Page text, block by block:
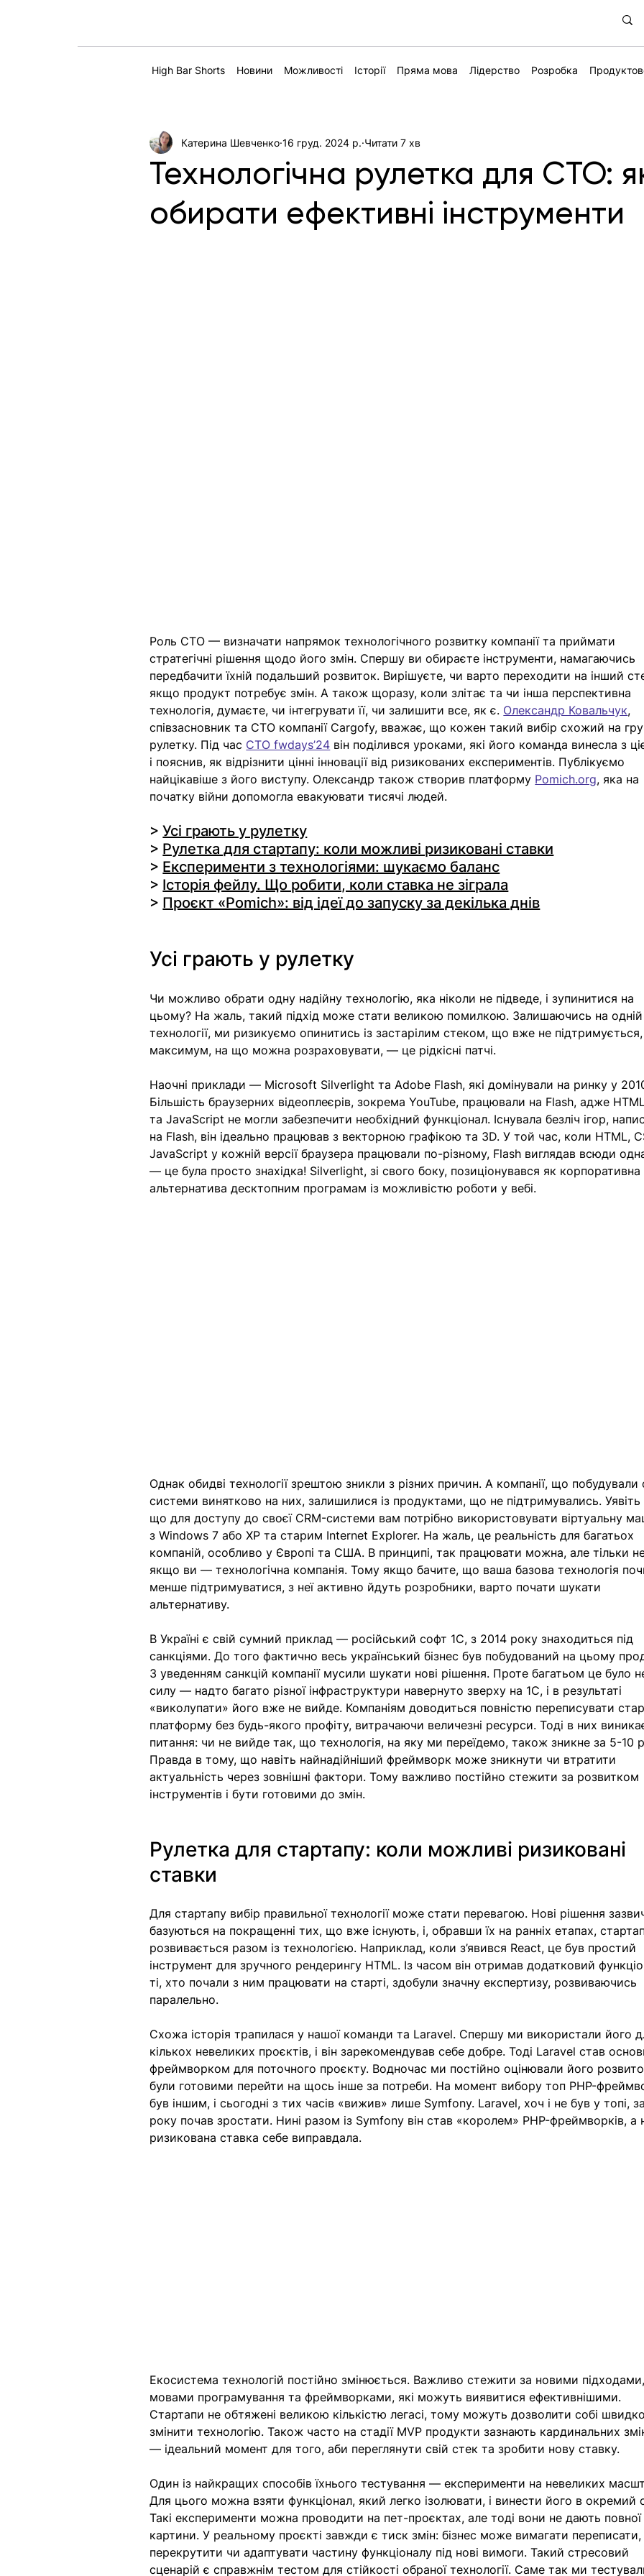
High Bar Shorts Новини Можливості Історії Пряма мова Лідерство Розробка
Технологічна рулетка для СТО:
обирати ефективні інструменти
Катерина Шевченко 16 груд. 2024 р. Читати 7 хв
Роль СТО — визначати напрямок технологічного розвитку компанії та приймати
стратегічні рішення щодо його змін. Спершу ви обираєте інструменти, намагаючись
передбачити їхній подальший розвиток. Вирішуєте, чи варто переходити на інший
якщо продукт потребує змін. А також щоразу, коли злітає та чи інша перспективна
технологія, думаєте, чи інтегрувати її, чи залишити все, як є. Олександр Ковальчук,
співзасновник та СTO компанії Cargofy, вважає, що кожен такий вибір схожий на
рулетку. Під час CTO fwdays’24 він поділився уроками, які його команда винесла з
і пояснив, як відрізнити цінні інновації від ризикованих експериментів. Публікуємо
найцікавіше з його виступу. Олександр також створив платформу Pomich.org, яка на
початку війни допомогла евакуювати тисячі людей.
> Усі грають у рулетку
> Рулетка для стартапу: коли можливі ризиковані ставки
> Експерименти з технологіями: шукаємо баланс
> Історія фейлу. Що робити, коли ставка не зіграла
> Проєкт «Pomich»: від ідеї до запуску за декілька днів
Усі грають у рулетку
Чи можливо обрати одну надійну технологію, яка ніколи не підведе, і зупинитися на
цьому? На жаль, такий підхід може стати великою помилкою. Залишаючись на одній
технології, ми ризикуємо опинитись із застарілим стеком, що вже не підтримується,
максимум, на що можна розраховувати, — це рідкісні патчі.
Наочні приклади — Microsoft Silverlight та Adobe Flash, які домінували на ринку у
Більшість браузерних відеоплеєрів, зокрема YouTube, працювали на Flash, адже
та JavaScript не могли забезпечити необхідний функціонал. Існувала безліч ігор,
на Flash, він ідеально працював з векторною графікою та 3D. У той час, коли HTML,
JavaScript у кожній версії браузера працювали по-різному, Flash виглядав всюди
— це була просто знахідка! Silverlight, зі свого боку, позиціонувався як корпоративна
альтернатива десктопним програмам із можливістю роботи у вебі.
Однак обидві технології зрештою зникли з різних причин. А компанії, що побудували
системи винятково на них, залишилися із продуктами, що не підтримувались. Уявіть
що для доступу до своєї CRM-системи вам потрібно використовувати віртуальну
з Windows 7 або XP та старим Internet Explorer. На жаль, це реальність для багатьох
компаній, особливо у Європі та США. В принципі, так працювати можна, але тільки
якщо ви — технологічна компанія. Тому якщо бачите, що ваша базова технологія
менше підтримуватися, з неї активно йдуть розробники, варто почати шукати
альтернативу.
В Україні є свій сумний приклад — російський софт 1С, з 2014 року знаходиться під
санкціями. До того фактично весь український бізнес був побудований на цьому
З уведенням санкцій компанії мусили шукати нові рішення. Проте багатьом це було
силу — надто багато різної інфраструктури навернуто зверху на 1С, і в результаті
«виколупати» його вже не вийде. Компаніям доводиться повністю переписувати
платформу без будь-якого профіту, витрачаючи величезні ресурси. Тоді в них
питання: чи не вийде так, що технологія, на яку ми переїдемо, також зникне за 5-10
Правда в тому, що навіть найнадійніший фреймворк може зникнути чи втратити
актуальність через зовнішні фактори. Тому важливо постійно стежити за розвитком
інструментів і бути готовими до змін.
Рулетка для стартапу: коли можливі ризиковані
ставки
Для стартапу вибір правильної технології може стати перевагою. Нові рішення
базуються на покращенні тих, що вже існують, і, обравши їх на ранніх етапах,
розвивається разом із технологією. Наприклад, коли з’явився React, це був простий
інструмент для зручного рендерингу HTML. Із часом він отримав додатковий
ті, хто почали з ним працювати на старті, здобули значну експертизу, розвиваючись
паралельно.
Схожа історія трапилася у нашої команди та Laravel. Спершу ми використали його
кількох невеликих проєктів, і він зарекомендував себе добре. Тоді Laravel став
фреймворком для поточного проєкту. Водночас ми постійно оцінювали його
були готовими перейти на щось інше за потреби. На момент вибору топ PHP-
був іншим, і сьогодні з тих часів «вижив» лише Symfony. Laravel, хоч і не був у топі,
року почав зростати. Нині разом із Symfony він став «королем» PHP-фреймворків, а
ризикована ставка себе виправдала.
Екосистема технологій постійно змінюється. Важливо стежити за новими підходами,
мовами програмування та фреймворками, які можуть виявитися ефективнішими.
Стартапи не обтяжені великою кількістю легасі, тому можуть дозволити собі швидко
змінити технологію. Також часто на стадії MVP продукти зазнають кардинальних
— ідеальний момент для того, аби переглянути свій стек та зробити нову ставку.
Один із найкращих способів їхнього тестування — експерименти на невеликих
Для цього можна взяти функціонал, який легко ізолювати, і винести його в окремий
Такі експерименти можна проводити на пет-проєктах, але тоді вони не дають повної
картини. У реальному проєкті завжди є тиск змін: бізнес може вимагати переписати,
перекрутити чи адаптувати частину функціоналу під нові вимоги. Такий стресовий
сценарій є справжнім тестом для стійкості обраної технології. Саме так ми